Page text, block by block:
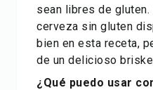
sean libres de
cerveza sin gluten
bien en esta receta,
de un delicioso
¿Qué puedo usar